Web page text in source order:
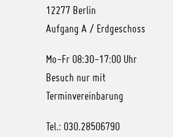
12277 Berlin
Aufgang A / Erdgeschoss
Mo-Fr 08:30-17:00 Uhr
Besuch nur mit
Terminvereinbarung
Tel.: 030.28506790